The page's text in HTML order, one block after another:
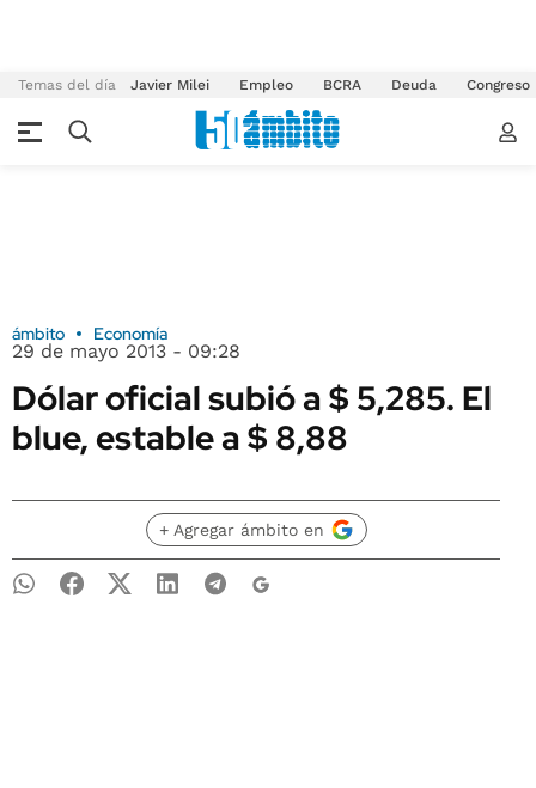
Temas del día Javier Milei Empleo BCRA Deuda Congreso
ámbito Economía
29 de mayo 2013 - 09:28
Dólar oficial subió a $ 5,285. El
blue, estable a $ 8,88
+ Agregar ámbito en